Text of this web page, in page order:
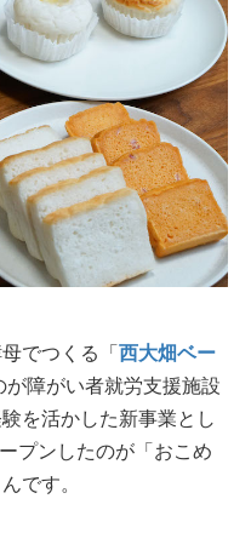
でつくる「西大畑ベー
障がい者就労支援施設
を活かした新事業とし
プンしたのが「おこめ
です。